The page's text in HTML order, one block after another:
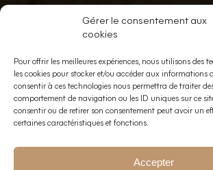
Gérer le consentement aux
cookies
Pour offrir les meilleures expériences, nous utilisons des
les cookies pour stocker et/ou accéder aux informations
consentir à ces technologies nous permettra de traiter
comportement de navigation ou les ID uniques sur ce
consentir ou de retirer son consentement peut avoir un
certaines caractéristiques et fonctions.
Accepter